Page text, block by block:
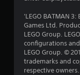
'LEGO BATMAN 3:
Games Ltd.
LEGO Group.
configurations
LEGO Group. ©
trademarks and
respective